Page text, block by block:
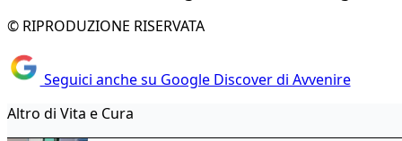
© RIPRODUZIONE RISERVATA
Seguici anche su Google Discover di Avvenire
Altro di Vita e Cura